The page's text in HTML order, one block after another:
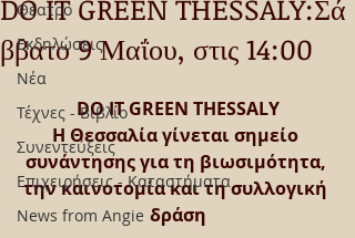
Θέατρο
Εκδηλώσεις
Νέα
Τέχνες - Βιβλίο
Συνεντεύξεις
Επιχειρήσεις - Καταστήματα
News from Angie
DO IT GREEN THESSALY:Σά
ββατο 9 Μαΐου, στις 14:00
DO IT GREEN THESSALY
Η Θεσσαλία γίνεται σημείο
συνάντησης για τη βιωσιμότητα,
την καινοτομία και τη συλλογική
δράση